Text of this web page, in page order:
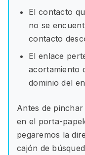
El contacto
no se
contacto
El enlace
acortamiento
dominio del
Antes de
en el porta-
pegaremos la
cajón de